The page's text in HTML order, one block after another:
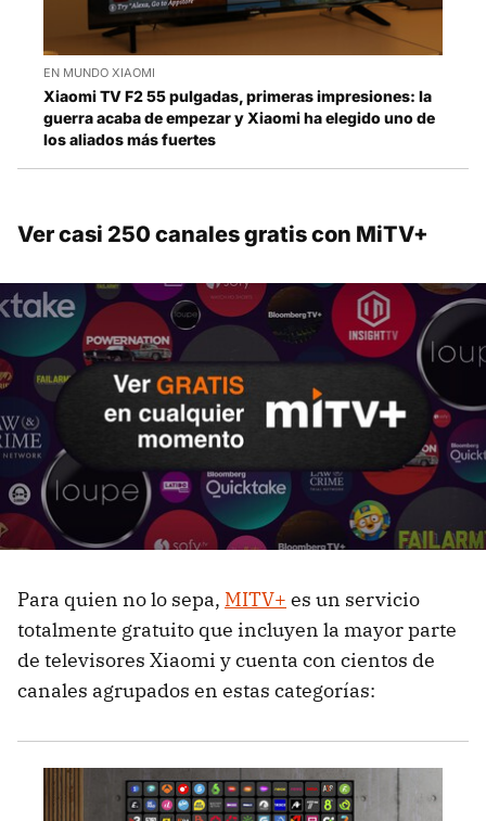
EN MUNDO XIAOMI
Xiaomi TV F2 55 pulgadas, primeras impresiones: la
guerra acaba de empezar y Xiaomi ha elegido uno de
los aliados más fuertes
Ver casi 250 canales gratis con MiTV+
Para quien no lo sepa, MITV+ es un servicio
totalmente gratuito que incluyen la mayor parte
de televisores Xiaomi y cuenta con cientos de
canales agrupados en estas categorías: